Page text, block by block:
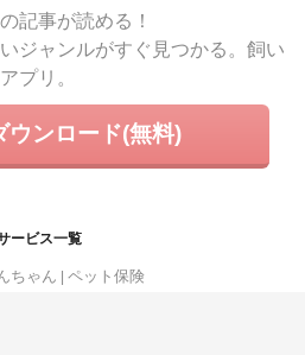
記事が読める！
ジャンルがすぐ見つかる。飼い
プリ。
ウンロード(無料)
ービス一覧
ちゃん ペット保険